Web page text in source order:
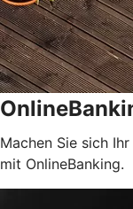
Machen Sie sich
mit OnlineBanking.